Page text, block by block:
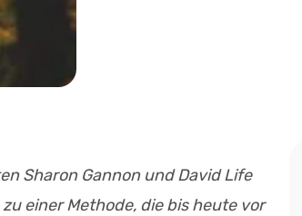
Sharon Gannon und David Life
einer Methode, die bis heute vor